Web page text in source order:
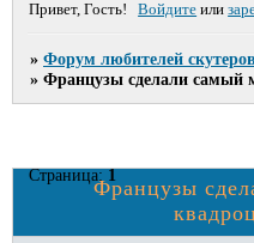
Привет, Гость! Войдите или
»Форум любителей
»Французы сделали
Французы
Страница:1